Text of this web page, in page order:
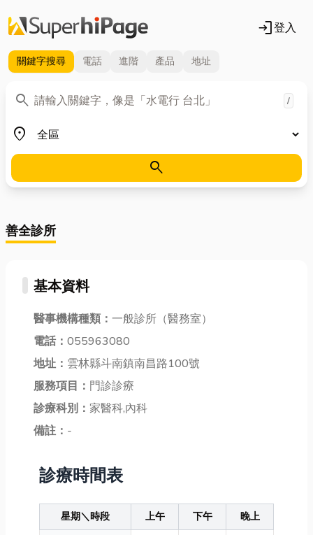
login登入
關鍵字搜尋 電話 進階 產品 地址
search
關鍵字 /
place
地區
search
善全診所
基本資料
醫事機構種類： 一般診所（醫務室）
電話： 055963080
地址： 雲林縣斗南鎮南昌路100號
服務項目： 門診診療
診療科別： 家醫科,內科
備註： -
診療時間表
星期＼時段 上午 下午
晚上